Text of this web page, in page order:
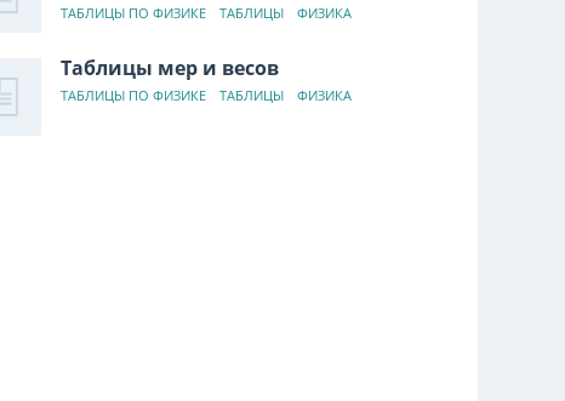
ТАБЛИЦЫ ПО ФИЗИКЕ ТАБЛИЦЫ ФИЗИКА
Таблицы мер и весов
ТАБЛИЦЫ ПО ФИЗИКЕ ТАБЛИЦЫ ФИЗИКА